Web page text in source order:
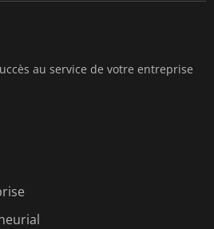
au service de votre entreprise